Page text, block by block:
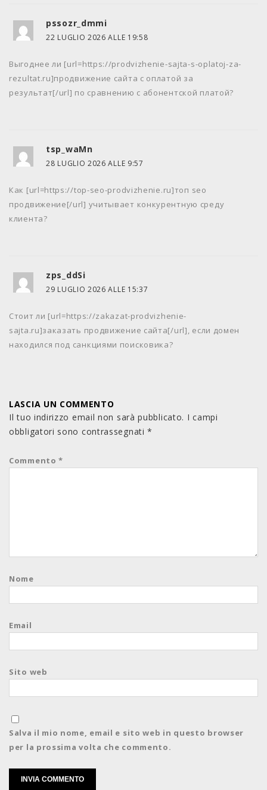
pssozr_dmmi
22 LUGLIO 2026 ALLE 19:58
Выгоднее ли [url=https://prodvizhenie-sajta-s-oplatoj-za-
rezultat.ru]продвижение сайта с оплатой за
результат[/url] по сравнению с абонентской платой?
tsp_waMn
28 LUGLIO 2026 ALLE 9:57
Как [url=https://top-seo-prodvizhenie.ru]топ seo
продвижение[/url] учитывает конкурентную среду
клиента?
zps_ddSi
29 LUGLIO 2026 ALLE 15:37
Стоит ли [url=https://zakazat-prodvizhenie-
sajta.ru]заказать продвижение сайта[/url], если домен
находился под санкциями поисковика?
LASCIA UN COMMENTO
Il tuo indirizzo email non sarà pubblicato. I campi
obbligatori sono contrassegnati*
Commento*
Nome
Email
Sito web
Salva il mio nome, email e sito web in questo browser
per la prossima volta che commento.